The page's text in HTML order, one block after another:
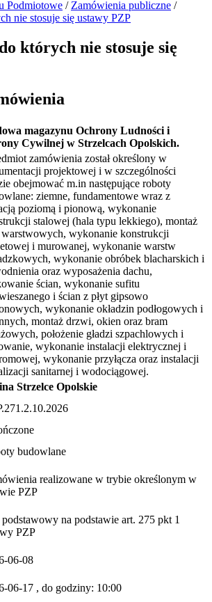
Podmiotowe / Zamówienia publiczne /
nie stosuje się ustawy PZP
których nie stosuje się
magazynu Ochrony Ludności i
Cywilnej w Strzelcach Opolskich.
zamówienia został określony w
projektowej i w szczególności
obejmować m.in następujące roboty
ziemne, fundamentowe wraz z
poziomą i pionową, wykonanie
stalowej (hala typu lekkiego), montaż
warstwowych, wykonanie konstrukcji
i murowanej, wykonanie warstw
wykonanie obróbek blacharskich i
oraz wyposażenia dachu,
ścian, wykonanie sufitu
i ścian z płyt gipsowo
wykonanie okładzin podłogowych i
montaż drzwi, okien oraz bram
położenie gładzi szpachlowych i
wykonanie instalacji elektrycznej i
wykonanie przyłącza oraz instalacji
sanitarnej i wodociągowej.
Strzelce Opolskie
budowlane
realizowane w trybie określonym w
PZP
na podstawie art. 275 pkt 1
PZP
06-08
06-17 , do godziny: 10:00